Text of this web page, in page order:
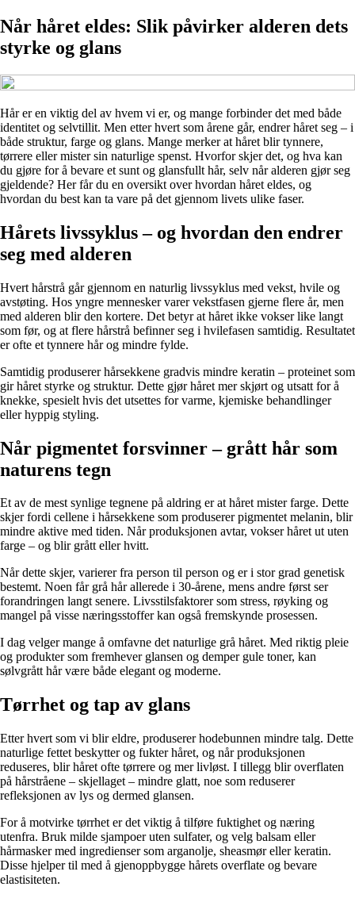
Når håret eldes: Slik påvirker alderen dets
styrke og glans
Hår er en viktig del av hvem vi er, og mange forbinder det med både
identitet og selvtillit. Men etter hvert som årene går, endrer håret seg – i
både struktur, farge og glans. Mange merker at håret blir tynnere,
tørrere eller mister sin naturlige spenst. Hvorfor skjer det, og hva kan
du gjøre for å bevare et sunt og glansfullt hår, selv når alderen gjør seg
gjeldende? Her får du en oversikt over hvordan håret eldes, og
hvordan du best kan ta vare på det gjennom livets ulike faser.
Hårets livssyklus – og hvordan den endrer
seg med alderen
Hvert hårstrå går gjennom en naturlig livssyklus med vekst, hvile og
avstøting. Hos yngre mennesker varer vekstfasen gjerne flere år, men
med alderen blir den kortere. Det betyr at håret ikke vokser like langt
som før, og at flere hårstrå befinner seg i hvilefasen samtidig. Resultatet
er ofte et tynnere hår og mindre fylde.
Samtidig produserer hårsekkene gradvis mindre keratin – proteinet som
gir håret styrke og struktur. Dette gjør håret mer skjørt og utsatt for å
knekke, spesielt hvis det utsettes for varme, kjemiske behandlinger
eller hyppig styling.
Når pigmentet forsvinner – grått hår som
naturens tegn
Et av de mest synlige tegnene på aldring er at håret mister farge. Dette
skjer fordi cellene i hårsekkene som produserer pigmentet melanin, blir
mindre aktive med tiden. Når produksjonen avtar, vokser håret ut uten
farge – og blir grått eller hvitt.
Når dette skjer, varierer fra person til person og er i stor grad genetisk
bestemt. Noen får grå hår allerede i 30-årene, mens andre først ser
forandringen langt senere. Livsstilsfaktorer som stress, røyking og
mangel på visse næringsstoffer kan også fremskynde prosessen.
I dag velger mange å omfavne det naturlige grå håret. Med riktig pleie
og produkter som fremhever glansen og demper gule toner, kan
sølvgrått hår være både elegant og moderne.
Tørrhet og tap av glans
Etter hvert som vi blir eldre, produserer hodebunnen mindre talg. Dette
naturlige fettet beskytter og fukter håret, og når produksjonen
reduseres, blir håret ofte tørrere og mer livløst. I tillegg blir overflaten
på hårstråene – skjellaget – mindre glatt, noe som reduserer
refleksjonen av lys og dermed glansen.
For å motvirke tørrhet er det viktig å tilføre fuktighet og næring
utenfra. Bruk milde sjampoer uten sulfater, og velg balsam eller
hårmasker med ingredienser som arganolje, sheasmør eller keratin.
Disse hjelper til med å gjenoppbygge hårets overflate og bevare
elastisiteten.